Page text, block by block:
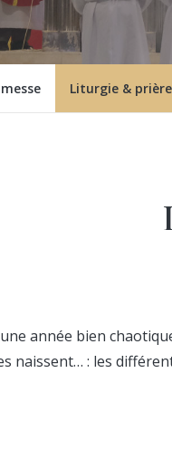
Liturgie & prière
année bien
naissent… : les